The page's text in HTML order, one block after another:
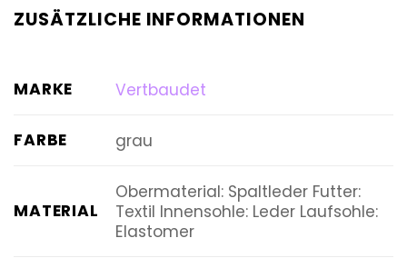
ZUSÄTZLICHE INFORMATIONEN
MARKE Vertbaudet
FARBE grau
MATERIAL
Obermaterial: Spaltleder Futter:
Textil Innensohle: Leder Laufsohle:
Elastomer